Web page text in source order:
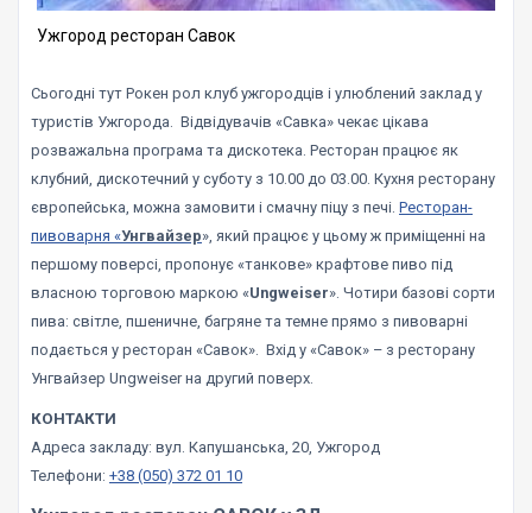
Ужгород ресторан Савок
Сьогодні тут Рокен рол клуб ужгородців і улюблений заклад у
туристів Ужгорода. Відвідувачів «Савка» чекає цікава
розважальна програма та дискотека. Ресторан працює як
клубний, дискотечний у суботу з 10.00 до 03.00. Кухня ресторану
європейська, можна замовити і смачну піцу з печі. Ресторан-
пивоварня «Унгвайзер», який працює у цьому ж приміщенні на
першому поверсі, пропонує «танкове» крафтове пиво під
власною торговою маркою «Ungweiser». Чотири базові сорти
пива: світле, пшеничне, багряне та темне прямо з пивоварні
подається у ресторан «Савок». Вхід у «Савок» – з ресторану
Унгвайзер Ungweiser на другий поверх.
КОНТАКТИ
Адреса закладу: вул. Капушанська, 20, Ужгород
Телефони: +38 (050) 372 01 10